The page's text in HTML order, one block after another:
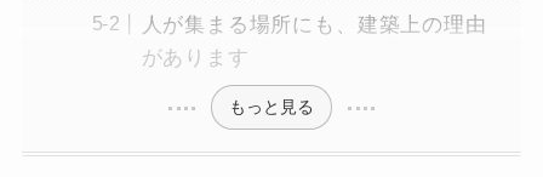
人が集まる場所にも、建築上の理由
があります
もっと見る